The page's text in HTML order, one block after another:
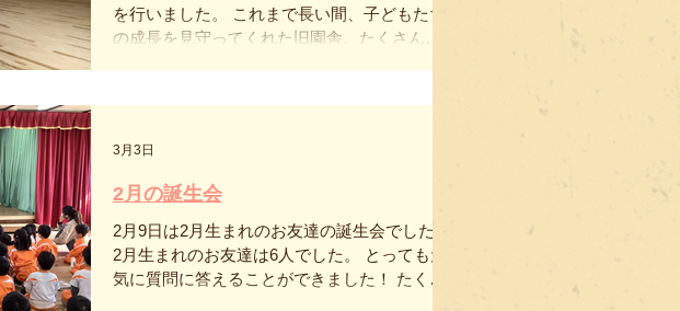
れ会が終わったあとは、全学年３チームに分
かれ「椅子取りゲーム」と「風船陣地取り」
り、風船陣地取りでは、陣地内に入ってくる
ったりとそれぞれ楽しむ姿がありました😊
を行いました。 これまで長い間、子どもたち
の成長を見守ってくれた旧園舎。たくさんの
しの日には、旧園舎の前で職員みんなで写真
きた日々を振り返りながら、改めて感謝の気
持ちを感じる時間となりました。 旧園舎での
引っ越し作業の日、職員みんなで記念撮影。
そして、新園舎での生活がスタートしていま
す。木のぬくもりを感じる明るい保育室で、
子どもたちが安心して過ごせる環境が整いま
2月の誕生会
2月9日は2月生まれのお友達の誕生会でした！
2月生まれのお友達は6人でした。 とっても元
気に質問に答えることができました！ たくさ
3月3日